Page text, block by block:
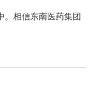
。相信东南医药集团